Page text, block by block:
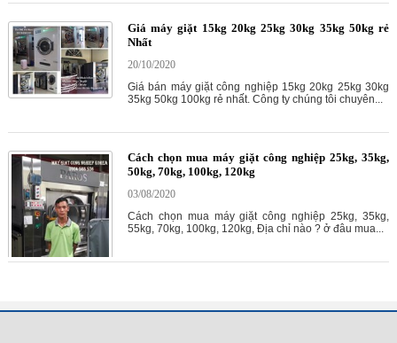
Giá máy giặt 15kg 20kg 25kg 30kg 35kg 50kg rẻ
Nhất
20/10/2020
Giá bán máy giặt công nghiệp 15kg 20kg 25kg 30kg
35kg 50kg 100kg rẻ nhất. Công ty chúng tôi chuyên...
Cách chọn mua máy giặt công nghiệp 25kg, 35kg,
50kg, 70kg, 100kg, 120kg
03/08/2020
Cách chọn mua máy giặt công nghiệp 25kg, 35kg,
55kg, 70kg, 100kg, 120kg, Địa chỉ nào ? ở đâu mua...